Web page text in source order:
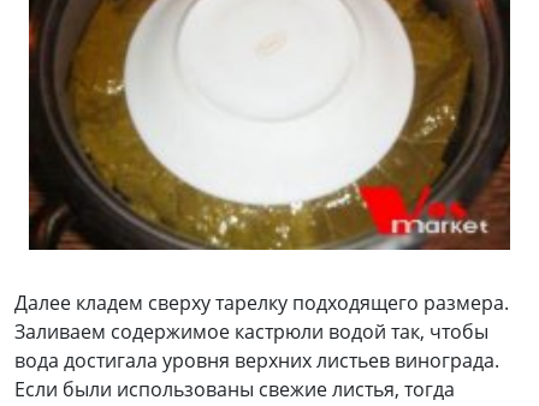
Далее кладем сверху тарелку подходящего размера.
Заливаем содержимое кастрюли водой так, чтобы
вода достигала уровня верхних листьев винограда.
Если были использованы свежие листья, тогда